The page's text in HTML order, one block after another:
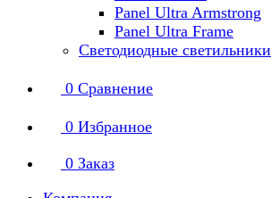
Panel Ultra Armstrong
Panel Ultra Frame
Светодиодные светильники
0 Сравнение
0 Избранное
0 Заказ